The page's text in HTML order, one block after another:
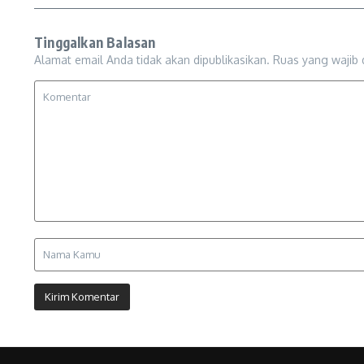
Tinggalkan Balasan
Alamat email Anda tidak akan dipublikasikan. Ruas yang wajib